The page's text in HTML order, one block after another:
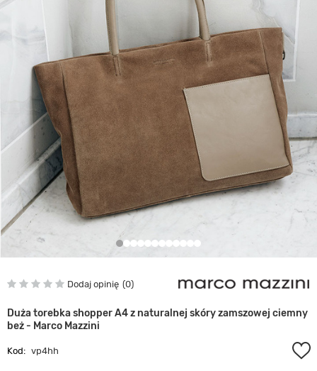
Dodaj opinię 0
Duża torebka shopper A4 z naturalnej skóry zamszowej ciemny
beż - Marco Mazzini
Kod: vp4hh